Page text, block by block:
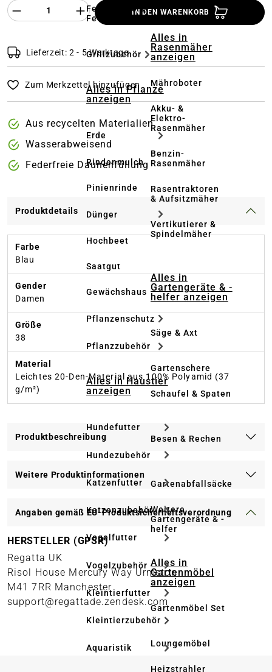
Feuerstelle &
Feuerschale
Grillzubehör
Alles in Pflanze
anzeigen
Erde
Rindenmulch
Pinienrinde
Dünger
Hochbeet
Saatgut
Gewächshaus
Pflanzenschutz
Pflanzzubehör
Alles in Haustier
anzeigen
Hundefutter
Hundezubehör
Katzenfutter
Katzenzubehör
Vogelfutter
Vogelzubehör
Kleintierfutter
Kleintierzubehör
Aquaristik
Alles in
Rasenmäher
anzeigen
Mähroboter
Akku- &
Elektro-
Rasenmäher
Benzin-
Rasenmäher
Rasentraktoren
& Aufsitzmäher
Vertikutierer &
Spindelmäher
Alles in
Gartengeräte & -
helfer anzeigen
Säge & Axt
Gartenschere
Schaufel & Spaten
Besen & Rechen
Gartenabfallsäcke
Weitere
Gartengeräte & -
helfer
Alles in
Gartenmöbel
anzeigen
Gartenmöbel Set
Loungemöbel
Heizstrahler
Produkt Anzahl des Produktes
IN DEN WARENKORB
Lieferzeit: 2 - 5 Werktage
Zum Merkzettel hinzufügen
Aus recycelten Materialien
Wasserabweisend
Federfreie Daunenfüllung
Produktdetails
Farbe
Blau
Gender
Damen
Größe
38
Material
Leichtes 20-Den-Material aus 100% Polyamid (37
g/m²)
Produktbeschreibung
Weitere Produktinformationen
Angaben gemäß EU-Produktsicherheitsverordnung
HERSTELLER (GPSR)
Regatta UK
Risol House Mercury Way Urmston
M41 7RR Manchester
support@regattade.zendesk.com